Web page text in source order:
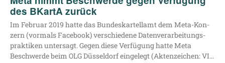
des BKartA zurück
Im Febru­ar 2019 hat­te das Bun­des­kar­tell­amt dem Meta-Kon­­­
zern (vor­mals Face­book) ver­schie­de­ne Daten­ver­ar­bei­tungs­
prak­ti­ken unter­sagt. Gegen die­se Ver­fü­gung hat­te Meta
Beschwer­de beim OLG Düs­sel­dorf ein­ge­legt (Akten­zei­chen: VI…